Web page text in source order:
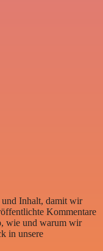
Inhalt, damit wir
Kommentare
wie und warum wir
in unsere